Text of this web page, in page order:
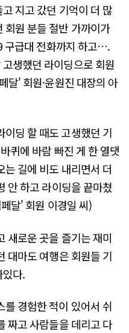
지고 갔던 기억이 더 많
회원 분들 절반 가까이가
구급대 전화까지 하고….
생했던 라이딩으로 회원
달' 회원·윤원진 대장의 아
딩 할 때도 고생했던 기
퀴에 바람 빠진 게 한 열댓
는 길에 비도 내리면서 더
안 하고 라이딩을 끝마쳤
달' 회원 이경일 씨)
새로운 곳을 즐기는 재미
대마도 여행은 회원들 기
다.
경험한 적이 있어서 쉬
짜고 사람들을 데리고 다